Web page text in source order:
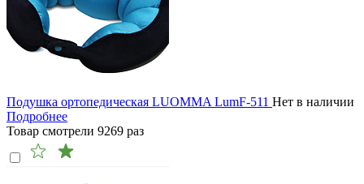
Подушка ортопедическая LUOMMA LumF-511 Нет в наличии
Подробнее
Товар смотрели 9269 раз